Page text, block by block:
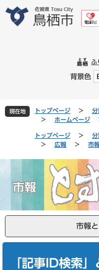
文
ふ
背景色
現在地 トップページ > 分
>
ホームページ
トップページ > 分
>
広報 > 市
市報
「記事ID検索」